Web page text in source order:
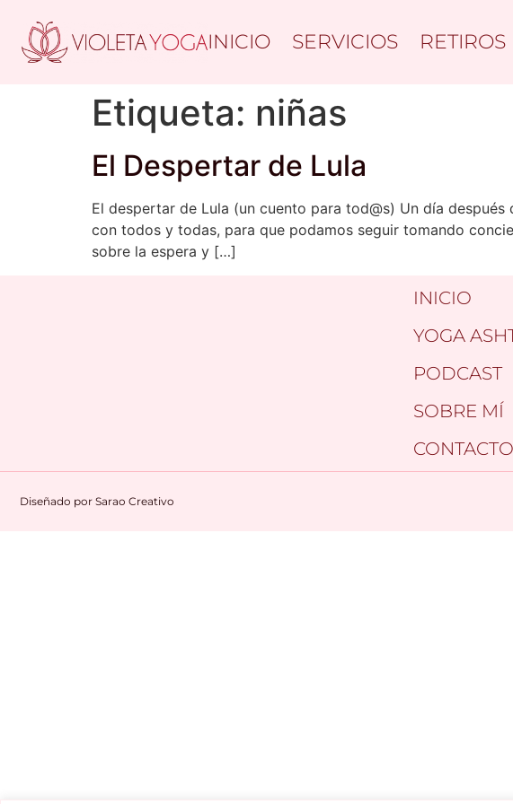
INICIO SERVICIOS RETIROS
Etiqueta: niñas
El Despertar de Lula
El despertar de Lula (un cuento para tod@s) Un día
con todos y todas, para que podamos seguir tomando
sobre la espera y […]
INICIO
YOGA
PODCAST
SOBRE MÍ
CONTACTO
Diseñado por Sarao Creativo